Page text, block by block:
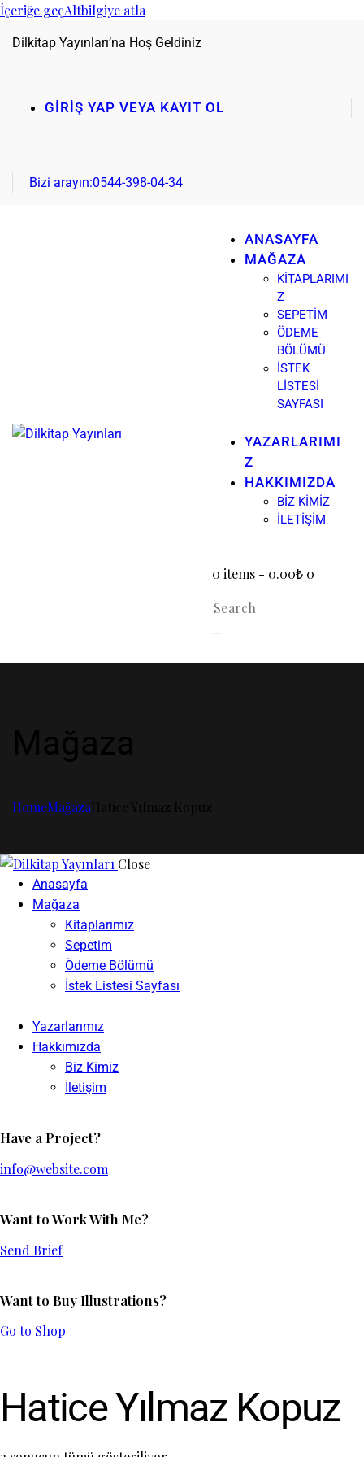
İçeriğe geçAltbilgiye atla
Dilkitap Yayınları’na Hoş Geldiniz
GIRIŞ YAP VEYA KAYIT OL
Bizi arayın:0544-398-04-34
ANASAYFA
MAĞAZA
KITAPLARIMI
Z
SEPETIM
ÖDEME
BÖLÜMÜ
İSTEK
LISTESI
SAYFASI
YAZARLARIMI
Z
HAKKIMIZDA
BIZ KIMIZ
İLETIŞIM
0 items - 0.00₺ 0
HomeMağaza
Close
Anasayfa
Mağaza
Kitaplarımız
Sepetim
Ödeme Bölümü
İstek Listesi Sayfası
Yazarlarımız
Hakkımızda
Biz Kimiz
İletişim
Have a Project?
info@website.com
Want to Work With Me?
Send Brief
Want to Buy Illustrations?
Go to Shop
Hatice Yılmaz Kopuz